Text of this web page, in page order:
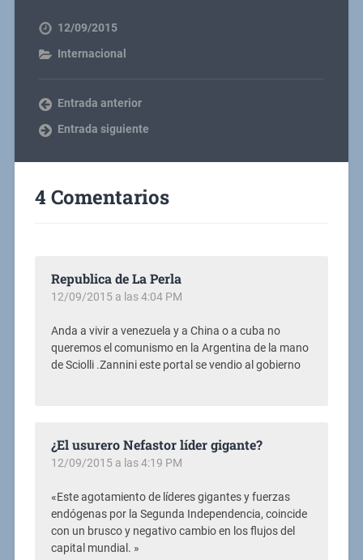
12/09/2015
Internacional
Entrada anterior
Entrada siguiente
4 Comentarios
Republica de La Perla
12/09/2015 a las 4:04 PM
Anda a vivir a venezuela y a China o a cuba no
queremos el comunismo en la Argentina de la mano
de Sciolli .Zannini este portal se vendio al gobierno
¿El usurero Nefastor líder gigante?
12/09/2015 a las 4:19 PM
«Este agotamiento de líderes gigantes y fuerzas
endógenas por la Segunda Independencia, coincide
con un brusco y negativo cambio en los flujos del
capital mundial. »